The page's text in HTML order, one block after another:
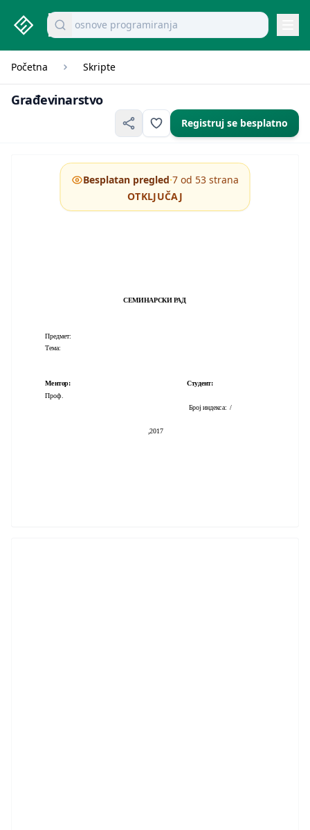
studenti.rs home page
Pretraži dokumente
mikroekonomija pitanja
Početna Skripte
Građevinarstvo
Registruj se besplatno
СЕМИНАРСКИ РАД
Предмет:
Тема:
Ментор: Студент:
Проф.
Број индекса: /
,2017
Besplatan pregled·7 od 53 strana
OTKLJUČAJ